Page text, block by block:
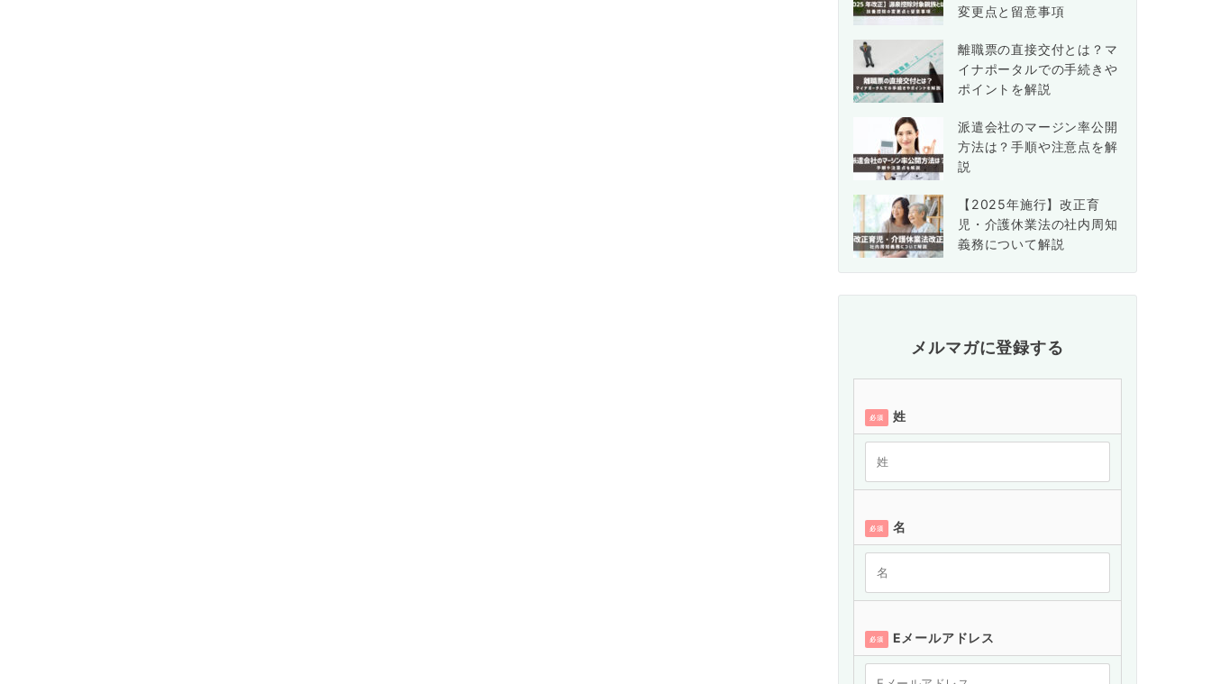
変更点と留意事項
離職票の直接交付とは？マ
イナポータルでの手続きや
ポイントを解説
派遣会社のマージン率公開
方法は？手順や注意点を解
説
【2025年施行】改正育
児・介護休業法の社内周知
義務について解説
メルマガに登録する
必須 姓
必須 名
必須 Eメールアドレス